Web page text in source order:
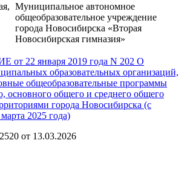
Муниципальное автономное
общеобразовательное учреждение
города Новосибирска «Вторая
Новосибирская гимназия»
22 января 2019 года N 202 О
образовательных организаций,
общеобразовательные программы
основного общего и среднего общего
города Новосибирска (с
2025 года)
от 13.03.2026